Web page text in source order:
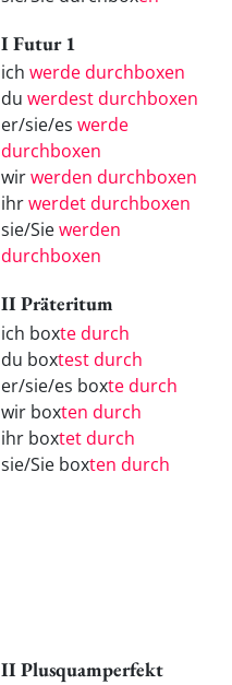
I Futur 1
ich werde durchboxen
du werdest durchboxen
er/sie/es werde
durchboxen
wirwerden durchboxen
ihrwerdet durchboxen
sie/Siewerden
durchboxen
II Präteritum
ich boxte durch
du boxtest durch
er/sie/es boxte durch
wir boxten durch
ihr boxtet durch
sie/Sie boxten durch
II Plusquamperfekt